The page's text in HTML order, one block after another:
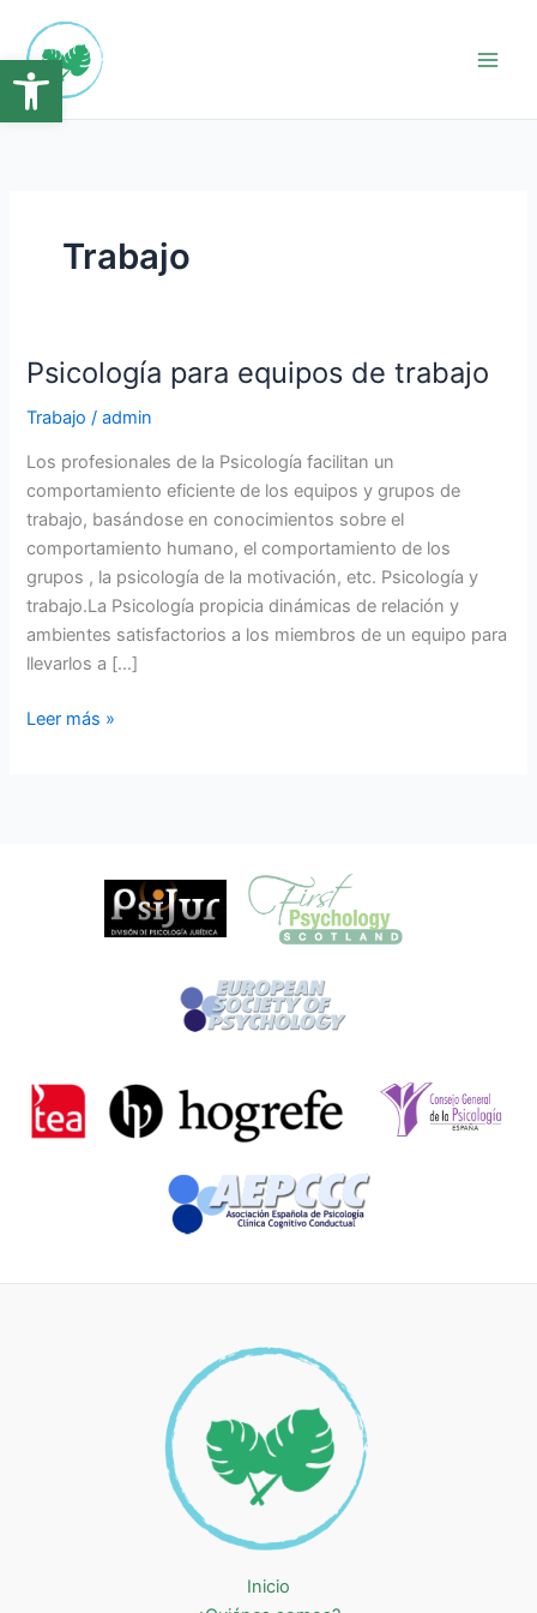
Abrir barra de herramientas
contenido
Trabajo
Psicología para equipos de trabajo
Trabajo /admin
Los profesionales de la Psicología facilitan un
comportamiento eficiente de los equipos y grupos de
trabajo, basándose en conocimientos sobre el
comportamiento humano, el comportamiento de los
grupos , la psicología de la motivación, etc. Psicología y
trabajo.La Psicología propicia dinámicas de relación y
ambientes satisfactorios a los miembros de un equipo para
llevarlos a […]
Psicología
equipos
de
trabajo
Leer más »
Inicio